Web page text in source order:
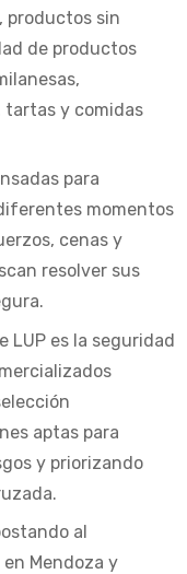
productos sin
de productos
tartas y comidas
para
momentos
cenas y
resolver sus
LUP es la seguridad
aptas para
y priorizando
al
Mendoza y